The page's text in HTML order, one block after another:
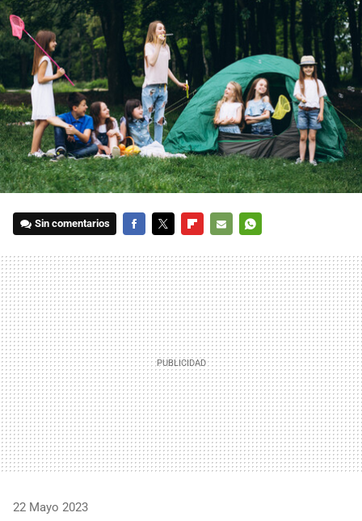
Sin comentarios
MAIL
22 Mayo 2023